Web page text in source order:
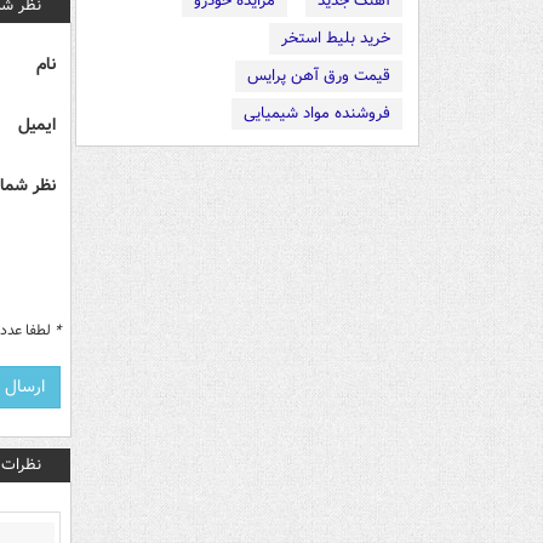
خرید بلیط استخر
قیمت ورق آهن پرایس
فروشنده مواد شیمیایی
نظر
نام
ایمیل
نظر
* لطفا
نظرات